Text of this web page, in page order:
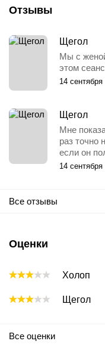
Отзывы
Щегол
Мы с
этом
14
Щегол
Мне
раз точно
если он
14
Все отзывы
Оценки
Холоп
Щегол
Все оценки